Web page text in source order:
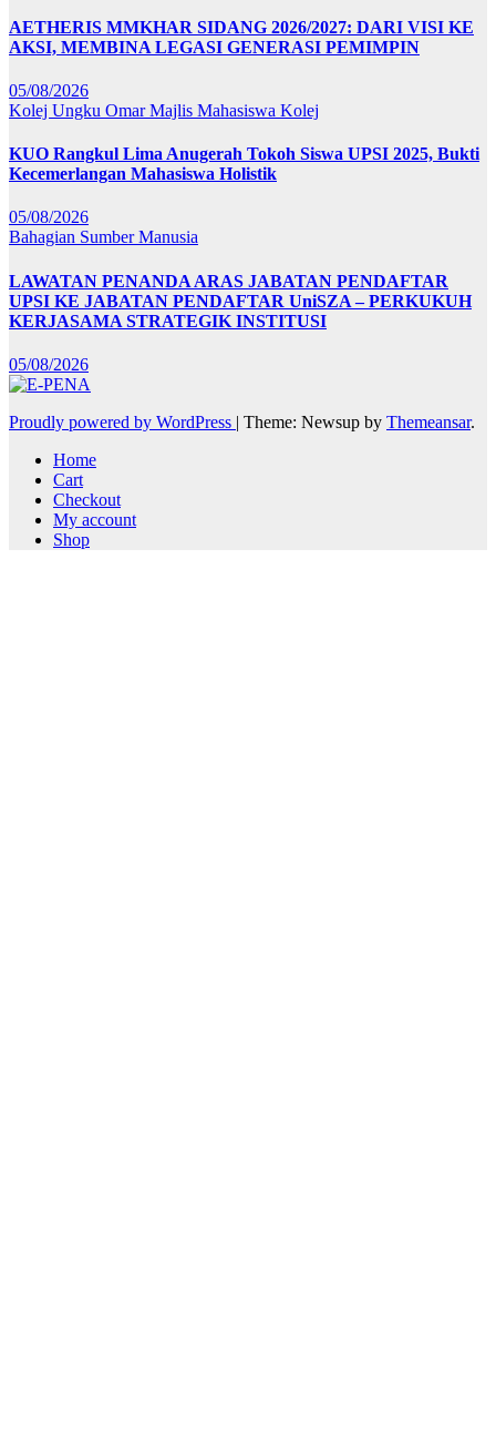
AETHERIS MMKHAR SIDANG 2026/2027: DARI VISI KE
AKSI, MEMBINA LEGASI GENERASI PEMIMPIN
05/08/2026
Kolej Ungku OmarMajlis Mahasiswa Kolej
KUO Rangkul Lima Anugerah Tokoh Siswa UPSI 2025, Bukti
Kecemerlangan Mahasiswa Holistik
05/08/2026
Bahagian Sumber Manusia
LAWATAN PENANDA ARAS JABATAN PENDAFTAR
UPSI KE JABATAN PENDAFTAR UniSZA – PERKUKUH
KERJASAMA STRATEGIK INSTITUSI
05/08/2026
Proudly powered by WordPress | Theme: Newsup by Themeansar.
Home
Cart
Checkout
My account
Shop